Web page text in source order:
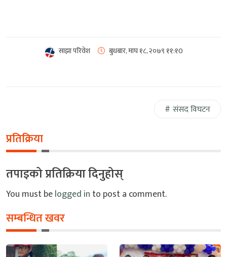
साझा परिवेश बुधबार, माघ १८, २०७९ ११:१0
संसद विघटन
प्रतिक्रिया
तपाइको प्रतिक्रिया दिनुहोस्
You must belogged in to post a comment.
सम्बन्धित खवर